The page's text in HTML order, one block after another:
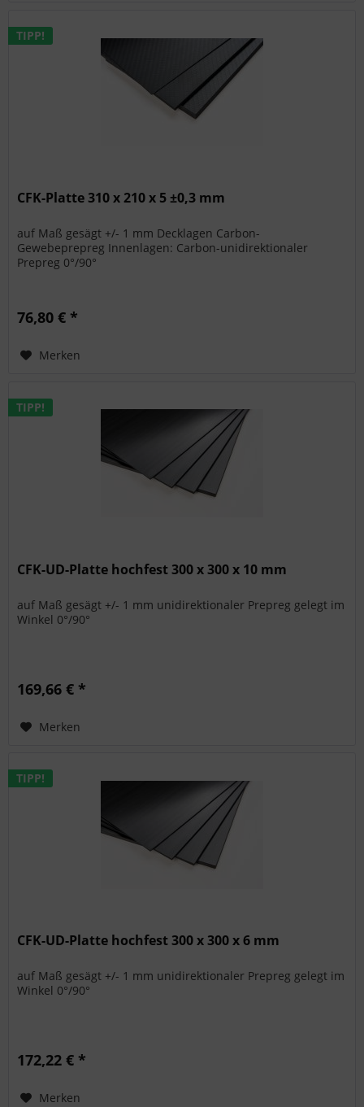
TIPP!
CFK-Platte 310 x 210 x 5 ±0,3 mm
auf Maß gesägt +/- 1 mm Decklagen Carbon-
Gewebeprepreg Innenlagen: Carbon-unidirektionaler
Prepreg 0°/90°
76,80 € *
Merken
TIPP!
CFK-UD-Platte hochfest 300 x 300 x 10 mm
auf Maß gesägt +/- 1 mm unidirektionaler Prepreg gelegt im
Winkel 0°/90°
169,66 € *
Merken
TIPP!
CFK-UD-Platte hochfest 300 x 300 x 6 mm
auf Maß gesägt +/- 1 mm unidirektionaler Prepreg gelegt im
Winkel 0°/90°
172,22 € *
Merken